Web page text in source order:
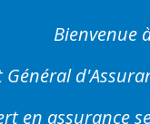
Bienvenue
Général
en assurance